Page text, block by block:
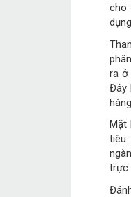
cho
ra ở
Đây
Mặt
tiêu
trực